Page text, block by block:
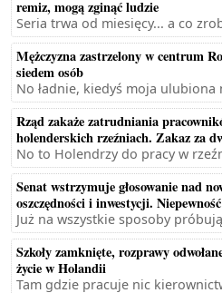
remiz, mogą zginąć ludzie
Seria trwa od miesięcy... a co
Mężczyzna zastrzelony w centrum
siedem osób
No ładnie, kiedyś moja ulubiona
Rząd zakaże zatrudniania
holenderskich rzeźniach. Zakaz za
No to Holendrzy do pracy w
Senat wstrzymuje głosowanie nad
oszczędności i inwestycji.
Już na wszystkie sposoby
Szkoły zamknięte, rozprawy
życie w Holandii
Tam gdzie pracuje nic